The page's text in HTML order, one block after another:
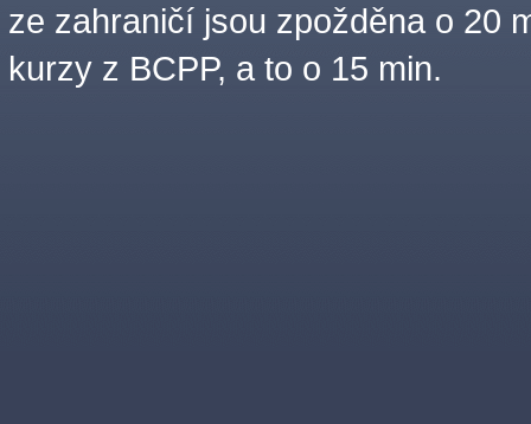
ze zahraničí jsou zpožděna o 20
kurzy z BCPP, a to o 15 min.